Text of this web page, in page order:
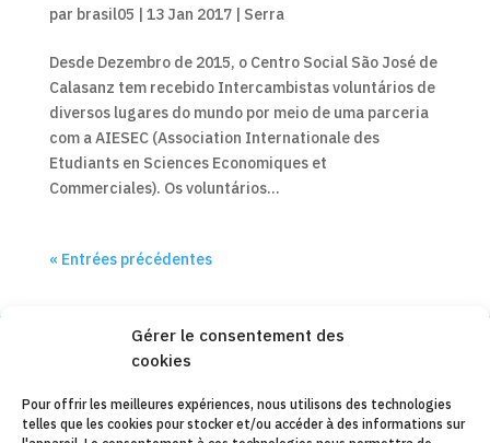
Gérer le consentement des
cookies
Pour offrir les meilleures expériences, nous utilisons des technologies
telles que les cookies pour stocker et/ou accéder à des informations sur
par brasil05 | 13 Jan 2017| Serra
Desde Dezembro de 2015, o Centro Social São José de
Calasanz tem recebido Intercambistas voluntários de
diversos lugares do mundo por meio de uma parceria
com a AIESEC (Association Internationale des
Etudiants en Sciences Economiques et
Commerciales). Os voluntários...
« Entrées précédentes
Copyleft 2025
AVIS JURIDIQUE